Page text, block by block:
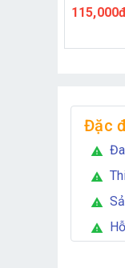
Đặc
warning
warning
warning
warning